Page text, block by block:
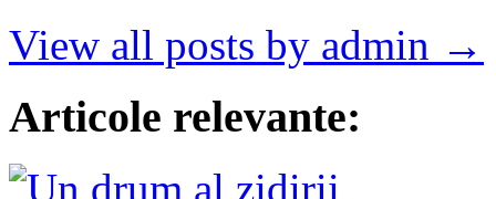
View all posts by admin →
Articole relevante: